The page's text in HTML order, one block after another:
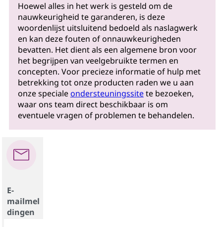
Hoewel alles in het werk is gesteld om de
nauwkeurigheid te garanderen, is deze
woordenlijst uitsluitend bedoeld als naslagwerk
en kan deze fouten of onnauwkeurigheden
bevatten. Het dient als een algemene bron voor
het begrijpen van veelgebruikte termen en
concepten. Voor precieze informatie of hulp met
betrekking tot onze producten raden we u aan
onze specialeondersteuningssitete bezoeken,
waar ons team direct beschikbaar is om
eventuele vragen of problemen te behandelen.
E-
mailmel
dingen